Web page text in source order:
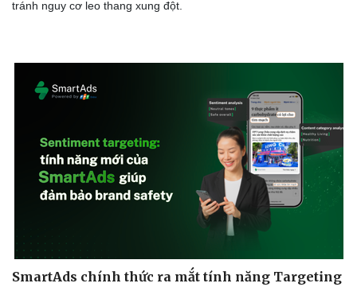
tránh nguy cơ leo thang xung đột.
SmartAds chính thức ra mắt tính năng Targeting